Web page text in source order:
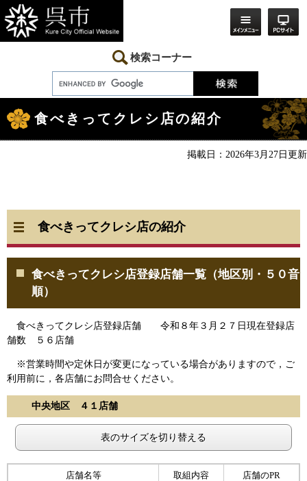
ー
ジ
の
ニ
ュ
ー
本
へ
検索コーナー
文
食べきってクレシ店の紹介
掲載日：2026年3月27日更新
食べきってクレシ店の紹介
食べきってクレシ店登録店舗一覧（地区別・５０音
順）
食べきってクレシ店登録店舗 令和８年３月２７日現在登録店
舗数 ５６店舗
※営業時間や定休日が変更になっている場合がありますので，ご
利用前に，各店舗にお問合せください。
中央地区 ４１店舗
表のサイズを切り替える
店舗名等 取組内容 店舗のPR